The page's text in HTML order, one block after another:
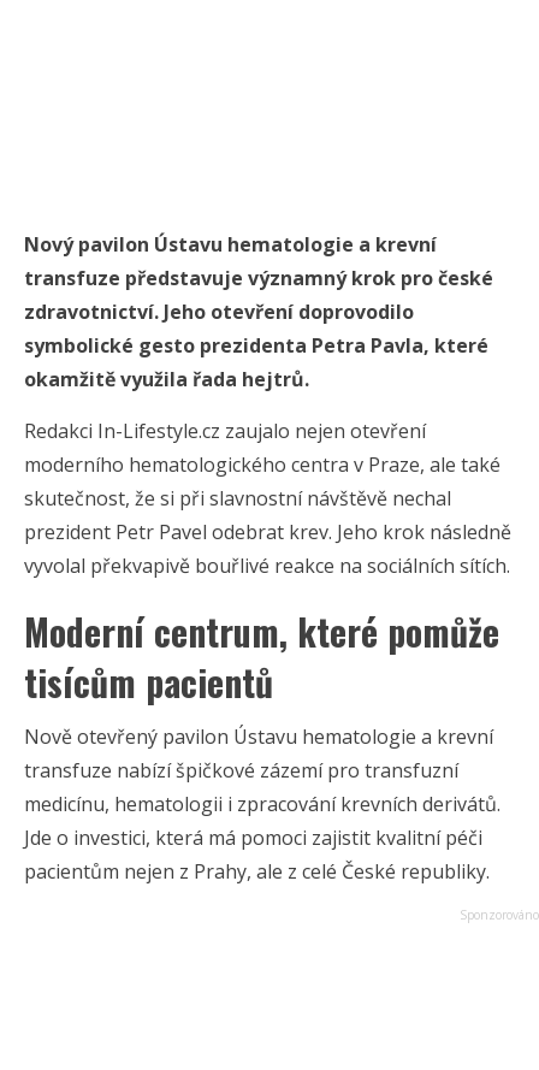
Nový pavilon Ústavu hematologie a krevní
transfuze představuje významný krok pro české
zdravotnictví. Jeho otevření doprovodilo
symbolické gesto prezidenta Petra Pavla, které
okamžitě využila řada hejtrů.
Redakci In-Lifestyle.cz zaujalo nejen otevření
moderního hematologického centra v Praze, ale také
skutečnost, že si při slavnostní návštěvě nechal
prezident Petr Pavel odebrat krev. Jeho krok následně
vyvolal překvapivě bouřlivé reakce na sociálních sítích.
Moderní centrum, které pomůže
tisícům pacientů
Nově otevřený pavilon Ústavu hematologie a krevní
transfuze nabízí špičkové zázemí pro transfuzní
medicínu, hematologii i zpracování krevních derivátů.
Jde o investici, která má pomoci zajistit kvalitní péči
pacientům nejen z Prahy, ale z celé České republiky.